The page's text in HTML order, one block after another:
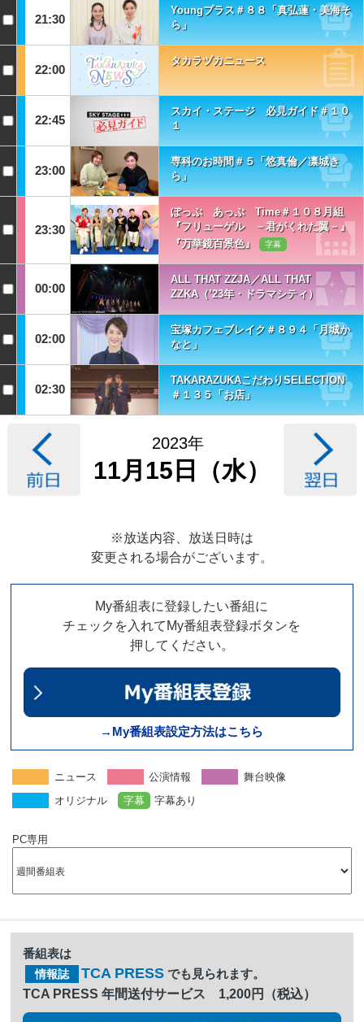
21:30
Youngプラス＃８８「真弘蓮・美海そ
ら」
22:00
タカラヅカニュース
22:45
スカイ・ステージ 必見ガイド＃１０
１
23:00
専科のお時間＃５「悠真倫／凛城き
ら」
23:30
ぽっぷ あっぷ Time＃１０８月組
『フリューゲル －君がくれた翼－』
『万華鏡百景色』
字幕
00:00
ALL THAT ZZJA／ALL THAT
ZZKA（’23年・ドラマシティ）
02:00
宝塚カフェブレイク＃８９４「月城か
なと」
02:30
TAKARAZUKAこだわりSELECTION
＃１３５「お店」
2023年
11月15日（水）
※放送内容、放送日時は
変更される場合がございます。
My番組表に登録したい番組に
チェックを入れてMy番組表登録ボタンを
押してください。
→My番組表設定方法はこちら
ニュース 公演情報
舞台映像
オリジナル
字幕 字幕あり
PC専用
番組表は
情報誌 TCA PRESS でも見られます。
TCA PRESS 年間送付サービス 1,200円（税込）